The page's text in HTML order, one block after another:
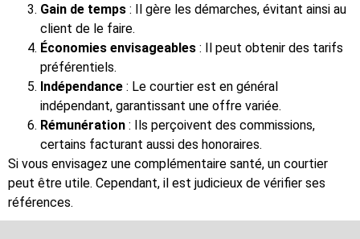
Gain de temps : Il gère les démarches, évitant ainsi au
client de le faire.
Économies envisageables : Il peut obtenir des tarifs
préférentiels.
Indépendance : Le courtier est en général
indépendant, garantissant une offre variée.
Rémunération : Ils perçoivent des commissions,
certains facturant aussi des honoraires.
Si vous envisagez une complémentaire santé, un courtier
peut être utile. Cependant, il est judicieux de vérifier ses
références.